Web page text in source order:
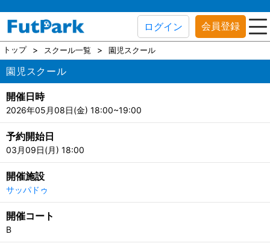
ログイン 会員登録
トップ スクール一覧 園児スクール
園児スクール
開催日時
2026年05月08日(金) 18:00~19:00
予約開始日
03月09日(月) 18:00
開催施設
サッパドゥ
開催コート
B